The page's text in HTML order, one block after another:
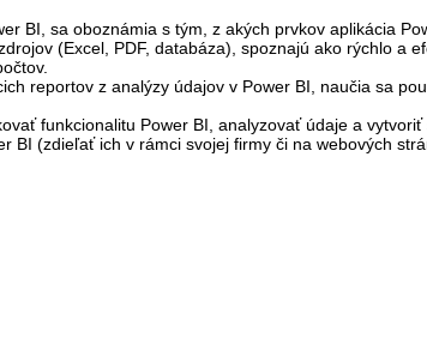
BI, sa oboznámia s tým, z akých prvkov aplikácia
(Excel, PDF, databáza), spoznajú ako rýchlo
reportov z analýzy údajov v Power BI, naučia sa
funkcionalitu Power BI, analyzovať údaje a
BI (zdieľať ich v rámci svojej firmy či na webových